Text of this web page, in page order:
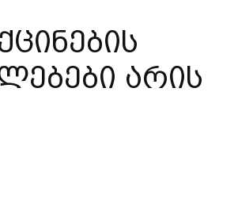
არის